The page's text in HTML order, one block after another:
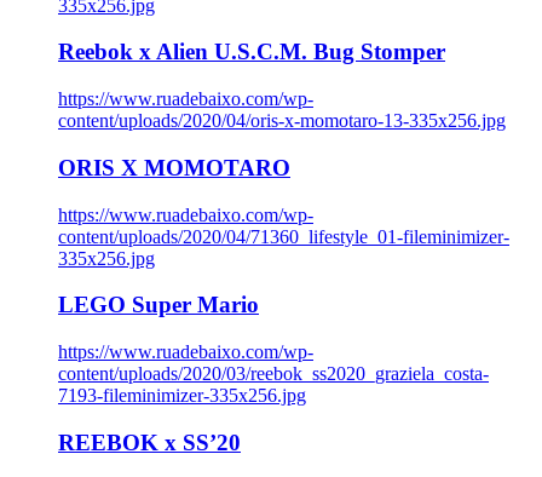
335x256.jpg
Reebok x Alien U.S.C.M. Bug Stomper
https://www.ruadebaixo.com/wp-
content/uploads/2020/04/oris-x-momotaro-13-335x256.jpg
ORIS X MOMOTARO
https://www.ruadebaixo.com/wp-
content/uploads/2020/04/71360_lifestyle_01-fileminimizer-
335x256.jpg
LEGO Super Mario
https://www.ruadebaixo.com/wp-
content/uploads/2020/03/reebok_ss2020_graziela_costa-
7193-fileminimizer-335x256.jpg
REEBOK x SS’20